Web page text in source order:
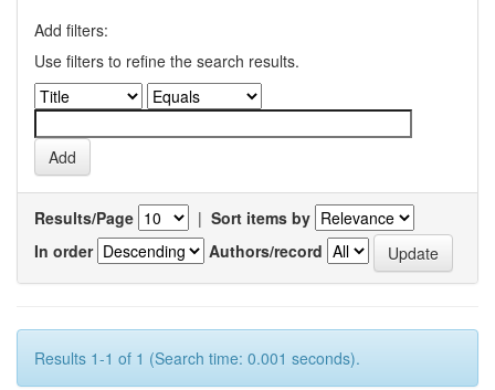
Add filters:
Use filters to refine the search results.
Results/Page | Sort items by
In order
Authors/record
Results 1-1 of 1 (Search time: 0.001 seconds).